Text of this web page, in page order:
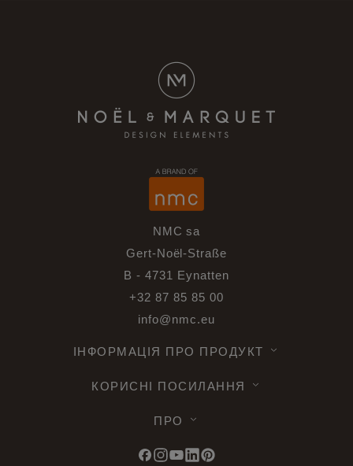
NMC sa
Gert-Noël-Straße
B - 4731 Eynatten
+32 87 85 85 00
info@nmc.eu
ІНФОРМАЦІЯ ПРО ПРОДУКТ
КОРИСНІ ПОСИЛАННЯ
ПРО